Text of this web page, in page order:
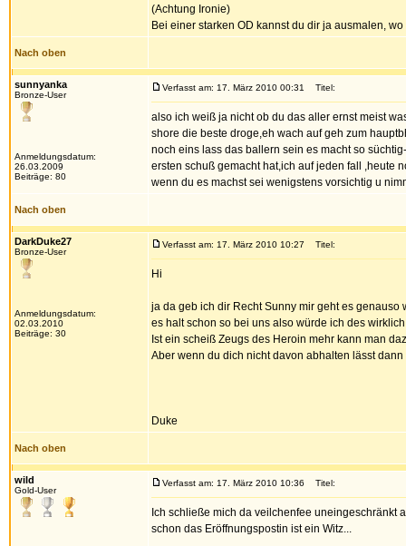
(Achtung Ironie)
Bei einer starken OD kannst du dir ja ausmalen,
Nach oben
sunnyanka
Bronze-User
Anmeldungsdatum:
26.03.2009
Beiträge: 80
Verfasst am: 17. März 2010 00:31 Titel:
also ich weiß ja nicht ob du das aller ernst meist
shore die beste droge,eh wach auf geh zum
noch eins lass das ballern sein es macht so
ersten schuß gemacht hat,ich auf jeden fall ,heute
wenn du es machst sei wenigstens vorsichtig u
Nach oben
DarkDuke27
Bronze-User
Anmeldungsdatum:
02.03.2010
Beiträge: 30
Verfasst am: 17. März 2010 10:27 Titel:
Hi
ja da geb ich dir Recht Sunny mir geht es
es halt schon so bei uns also würde ich des
Ist ein scheiß Zeugs des Heroin mehr kann man
Aber wenn du dich nicht davon abhalten lässt
Duke
Nach oben
wild
Gold-User
Verfasst am: 17. März 2010 10:36 Titel:
Ich schließe mich da veilchenfee uneingeschränkt
schon das Eröffnungspostin ist ein Witz...